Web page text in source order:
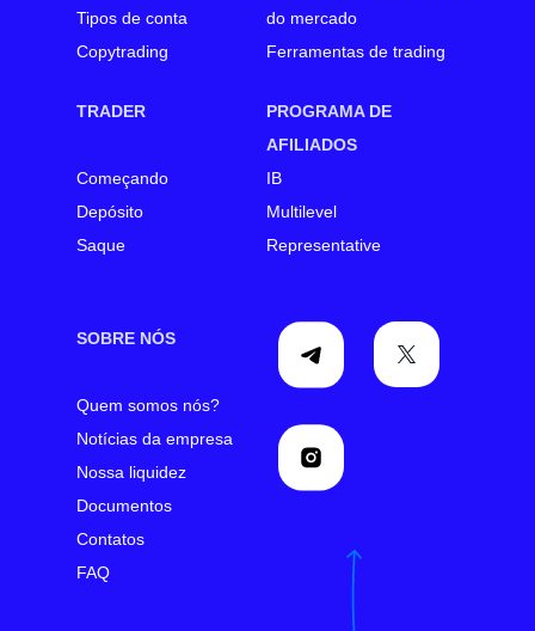
Tipos de conta
Copytrading
do mercado
Ferramentas de trading
TRADER
Começando
Depósito
Saque
PROGRAMA DE
AFILIADOS
IB
Multilevel
Representative
SOBRE NÓS
Quem somos nós?
Notícias da empresa
Nossa liquidez
Documentos
Contatos
FAQ